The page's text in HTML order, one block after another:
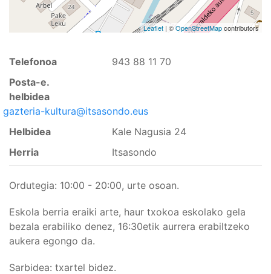
Leaflet | ©OpenStreetMapcontributors
Telefonoa
943 88 11 70
Posta-e.
helbidea
gazteria-kultura@itsasondo.eus
Helbidea
Kale Nagusia 24
Herria
Itsasondo
Ordutegia: 10:00 - 20:00, urte osoan.
Eskola berria eraiki arte, haur txokoa eskolako gela
bezala erabiliko denez, 16:30etik aurrera erabiltzeko
aukera egongo da.
Sarbidea: txartel bidez.